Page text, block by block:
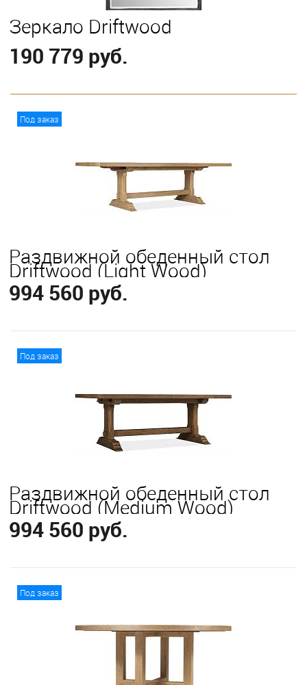
Зеркало Driftwood
190 779 руб.
Под заказ
Раздвижной обеденный стол
Driftwood (Light Wood)
994 560 руб.
Под заказ
Раздвижной обеденный стол
Driftwood (Medium Wood)
994 560 руб.
Под заказ